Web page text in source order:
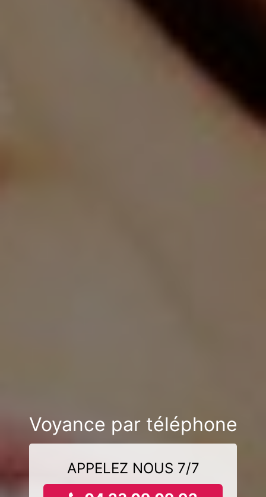
Voyance par téléphone
APPELEZ NOUS 7/7